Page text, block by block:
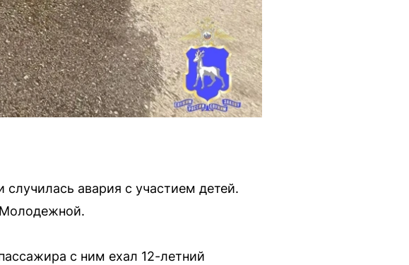
авария с участием детей.
Молодежной.
с ним ехал 12-летний